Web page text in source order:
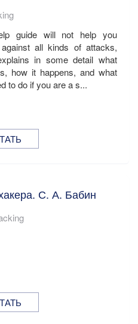
guide will not help you
all kinds of attacks,
in some detail what
how it happens, and what
to do if you are a s...
С. А. Бабин